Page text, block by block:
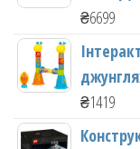
₴6699
₴1419